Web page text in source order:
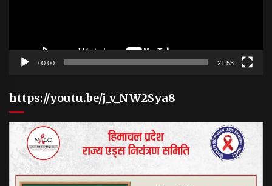
00:00 21:53
https://youtu.be/j_v_NW2Sya8